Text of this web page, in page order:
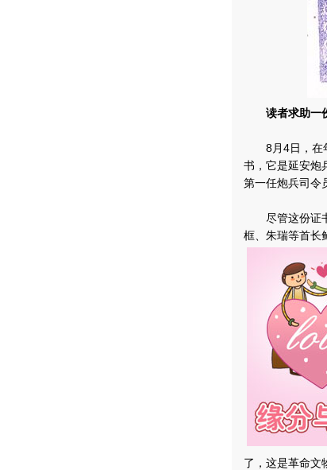
读者求助一
8月4日，在年
书，它是延安炮
第一任炮兵司令
尽管这份证书
框、朱瑞等首长
了，这是革命文